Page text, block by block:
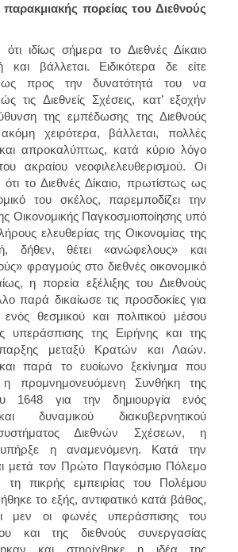
παρακμιακής πορείας του Διεθνούς
ιδίως σήμερα το Διεθνές Δίκαιο
και βάλλεται. Ειδικότερα δε είτε
ως προς την δυνατότητά του να
τις Διεθνείς Σχέσεις, κατ’ εξοχήν
της εμπέδωσης της Διεθνούς
χειρότερα, βάλλεται, πολλές
απροκαλύπτως, κατά κύριο λόγο
ακραίου νεοφιλελευθερισμού. Οι
το Διεθνές Δίκαιο, πρωτίστως ως
του σκέλος, παρεμποδίζει την
Οικονομικής Παγκοσμιοποίησης υπό
ελευθερίας της Οικονομίας της
δήθεν, θέτει «ανώφελους» και
φραγμούς στο διεθνές οικονομικό
η πορεία εξέλιξης του Διεθνούς
παρά δικαίωσε τις προσδοκίες για
ενός θεσμικού και πολιτικού μέσου
υπεράσπισης της Ειρήνης και της
μεταξύ Κρατών και Λαών.
και παρά το ευοίωνο ξεκίνημα που
η προμνημονευόμενη Συνθήκη της
1648 για την δημιουργία ενός
δυναμικού διακυβερνητικού
συστήματος Διεθνών Σχέσεων, η
η αναμενόμενη. Κατά την
μετά τον Πρώτο Παγκόσμιο Πόλεμο
πικρής εμπειρίας του Πολέμου
το εξής, αντιφατικό κατά βάθος,
μεν οι φωνές υπεράσπισης του
και της διεθνούς συνεργασίας
και στηρίχθηκε η ιδέα της